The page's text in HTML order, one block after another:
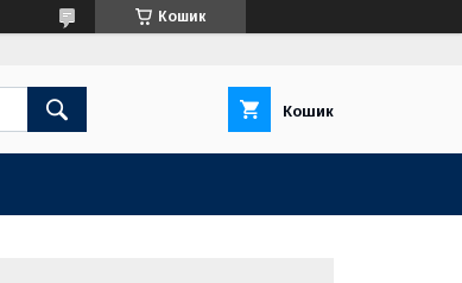
Кошик
Кошик